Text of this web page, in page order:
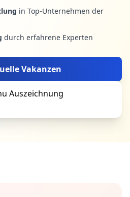
in Top-Unternehmen der
durch erfahrene Experten
Vakanzen